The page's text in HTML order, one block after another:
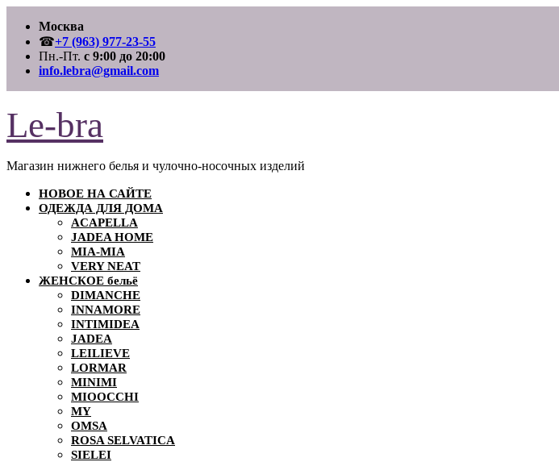
содержимому
Москва
☎+7 (963) 977-23-55
Пн.-Пт. с 9:00 до 20:00
info.lebra@gmail.com
Le-bra
Магазин нижнего белья и чулочно-носочных изделий
НОВОЕ НА САЙТЕ
ОДЕЖДА ДЛЯ ДОМА
ACAPELLA
JADEA HOME
MIA-MIA
VERY NEAT
ЖЕНСКОЕ бельё
DIMANCHE
INNAMORE
INTIMIDEA
JADEA
LEILIEVE
LORMAR
MINIMI
MIOOCCHI
MY
OMSA
ROSA SELVATICA
SIELEI